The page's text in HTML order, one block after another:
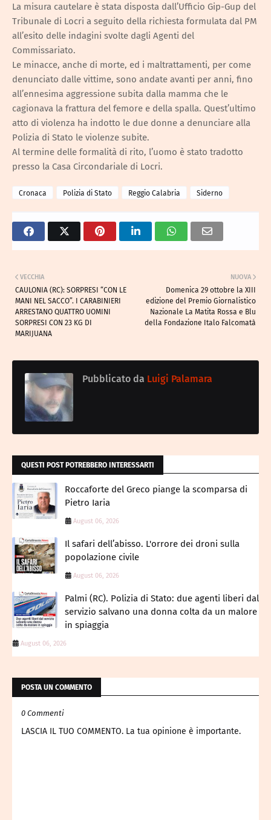
La misura cautelare è stata disposta dall’Ufficio Gip-Gup del
Tribunale di Locri a seguito della richiesta formulata dal PM
all’esito delle indagini svolte dagli Agenti del
Commissariato.
Le minacce, anche di morte, ed i maltrattamenti, per come
denunciato dalle vittime, sono andate avanti per anni, fino
all’ennesima aggressione subita dalla mamma che le
cagionava la frattura del femore e della spalla. Quest’ultimo
atto di violenza ha indotto le due donne a denunciare alla
Polizia di Stato le violenze subite.
Al termine delle formalità di rito, l’uomo è stato tradotto
presso la Casa Circondariale di Locri.
Cronaca Polizia di Stato Reggio Calabria Siderno
NUOVA
Domenica 29 ottobre la XIII
edizione del Premio Giornalistico
Nazionale La Matita Rossa e Blu
della Fondazione Italo Falcomatà
VECCHIA
CAULONIA (RC): SORPRESI “CON LE
MANI NEL SACCO”. I CARABINIERI
ARRESTANO QUATTRO UOMINI
SORPRESI CON 23 KG DI
MARIJUANA
Pubblicato da Luigi Palamara
QUESTI POST POTREBBERO INTERESSARTI
Roccaforte del Greco piange la scomparsa di
Pietro Iaria
August 06, 2026
Il safari dell’abisso. L'orrore dei droni sulla
popolazione civile
August 06, 2026
Palmi (RC). Polizia di Stato: due agenti liberi dal
servizio salvano una donna colta da un malore
in spiaggia
August 06, 2026
POSTA UN COMMENTO
0 Commenti
LASCIA IL TUO COMMENTO. La tua opinione è importante.